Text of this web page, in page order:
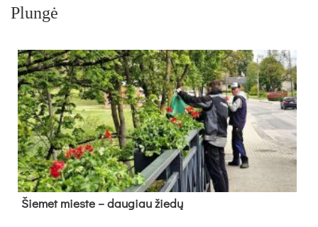
Plungė
Šie­met mies­te – dau­giau žie­dų